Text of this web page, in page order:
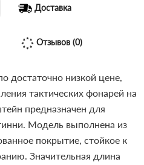
Доставка
Отзывов (0)
достаточно низкой цене,
тактических фонарей на
предназначен для
Модель выполнена из
покрытие, стойкое к
Значительная длина